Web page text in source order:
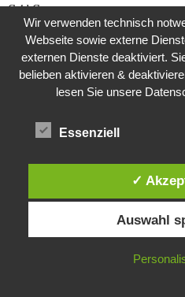
Cold Case
Corona Kriminelle
Covid-19
Damals
Darknet Reporter
Dating Scam
Der Darknetreporter
Diabetes
Diese Website verwendet Cookies.
Website stimmst du der Verwendung
IN
Wir verwenden technisch
Webseite sowie externe
externen Dienste deaktiviert.
belieben aktivieren &
lesen Sie unsere
Essenziell
✓
Auswahl